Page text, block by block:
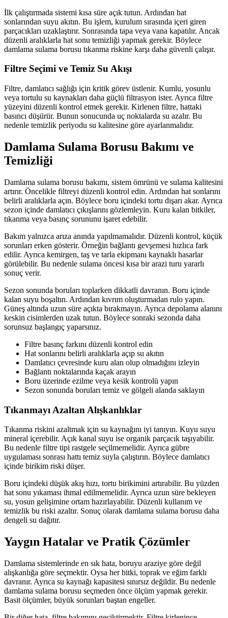
İlk çalıştırmada sistemi kısa süre açık tutun. Ardından hat
sonlarından suyu akıtın. Bu işlem, kurulum sırasında içeri giren
parçacıkları uzaklaştırır. Sonrasında tapa veya vana kapatılır. Ancak
düzenli aralıklarla hat sonu temizliği yapmak gerekir. Böylece
damlama sulama borusu tıkanma riskine karşı daha güvenli çalışır.
Filtre Seçimi ve Temiz Su Akışı
Filtre, damlatıcı sağlığı için kritik görev üstlenir. Kumlu, yosunlu
veya tortulu su kaynakları daha güçlü filtrasyon ister. Ayrıca filtre
yüzeyini düzenli kontrol etmek gerekir. Kirlenen filtre, hattaki
basıncı düşürür. Bunun sonucunda uç noktalarda su azalır. Bu
nedenle temizlik periyodu su kalitesine göre ayarlanmalıdır.
Damlama Sulama Borusu Bakımı ve
Temizliği
Damlama sulama borusu bakımı, sistem ömrünü ve sulama kalitesini
artırır. Öncelikle filtreyi düzenli kontrol edin. Ardından hat sonlarını
belirli aralıklarla açın. Böylece boru içindeki tortu dışarı akar. Ayrıca
sezon içinde damlatıcı çıkışlarını gözlemleyin. Kuru kalan bitkiler,
tıkanma veya basınç sorununu işaret edebilir.
Bakım yalnızca arıza anında yapılmamalıdır. Düzenli kontrol, küçük
sorunları erken gösterir. Örneğin bağlantı gevşemesi hızlıca fark
edilir. Ayrıca kemirgen, taş ve tarla ekipmanı kaynaklı hasarlar
görülebilir. Bu nedenle sulama öncesi kısa bir arazi turu yararlı
sonuç verir.
Sezon sonunda boruları toplarken dikkatli davranın. Boru içinde
kalan suyu boşaltın. Ardından kıvrım oluşturmadan rulo yapın.
Güneş altında uzun süre açıkta bırakmayın. Ayrıca depolama alanını
keskin cisimlerden uzak tutun. Böylece sonraki sezonda daha
sorunsuz başlangıç yaparsınız.
Filtre basınç farkını düzenli kontrol edin
Hat sonlarını belirli aralıklarla açıp su akıtın
Damlatıcı çevresinde kuru alan olup olmadığını izleyin
Bağlantı noktalarında kaçak arayın
Boru üzerinde ezilme veya kesik kontrolü yapın
Sezon sonunda boruları temiz ve gölgeli alanda saklayın
Tıkanmayı Azaltan Alışkanlıklar
Tıkanma riskini azaltmak için su kaynağını iyi tanıyın. Kuyu suyu
mineral içerebilir. Açık kanal suyu ise organik parçacık taşıyabilir.
Bu nedenle filtre tipi rastgele seçilmemelidir. Ayrıca gübre
uygulaması sonrası hattı temiz suyla çalıştırın. Böylece damlatıcı
içinde birikim riski düşer.
Boru içindeki düşük akış hızı, tortu birikimini artırabilir. Bu yüzden
hat sonu yıkaması ihmal edilmemelidir. Ayrıca uzun süre bekleyen
su, yosun gelişimine ortam hazırlayabilir. Düzenli kullanım ve
temizlik bu riski azaltır. Sonuç olarak damlama sulama borusu daha
dengeli su dağıtır.
Yaygın Hatalar ve Pratik Çözümler
Damlama sistemlerinde en sık hata, boruyu araziye göre değil
alışkanlığa göre seçmektir. Oysa her bitki, toprak ve eğim farklı
davranır. Ayrıca su kaynağı kapasitesi sınırsız değildir. Bu nedenle
damlama sulama borusu seçmeden önce ölçüm yapmak gerekir.
Basit ölçümler, büyük sorunları baştan engeller.